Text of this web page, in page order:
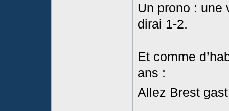
Un prono : une
dirai 1-2.
Et comme
ans :
Allez Brest